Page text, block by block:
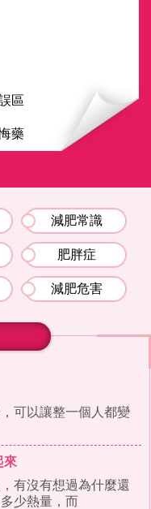
區
藥
減肥常識
肥胖症
減肥危害
可以讓整一個人都變
來
有沒有想過為什麼還
少熱量，而